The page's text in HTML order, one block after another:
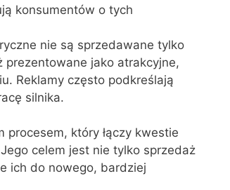
konsumentów o tych
nie są sprzedawane tylko
prezentowane jako atrakcyjne,
Reklamy często podkreślają
silnika.
procesem, który łączy kwestie
celem jest nie tylko sprzedaż
ich do nowego, bardziej